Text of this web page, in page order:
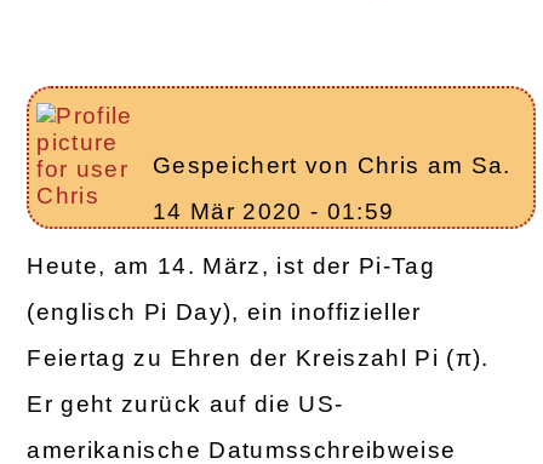
Gespeichert von Chris am Sa.
14 Mär 2020 - 01:59
Heute, am 14. März, ist der Pi-Tag
(englisch Pi Day), ein inoffizieller
Feiertag zu Ehren der Kreiszahl Pi (π).
Er geht zurück auf die US-
amerikanische Datumsschreibweise